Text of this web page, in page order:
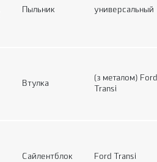
Пыльник универсальный
Втулка
(з металом) Ford
Transi
Сайлентблок Ford Transi